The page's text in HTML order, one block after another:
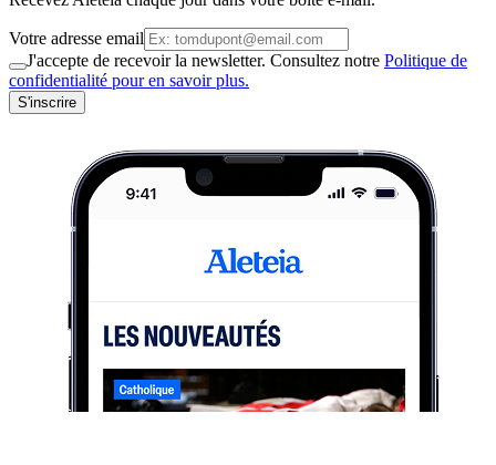
Votre adresse email
J'accepte de recevoir la newsletter. Consultez notre Politique de
confidentialité pour en savoir plus.
S'inscrire